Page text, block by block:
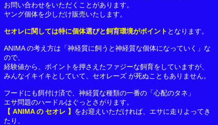
お問い合わせをいただくことがあります。
ヤング個体を少しだけ販売いたします。
セオレに関しては特に個体選びと飼育環境がポイント となります。
ANIMA の考え方は「神経質に飼うと神経質な個体になっていく」な
ので、
経験値から、ポイントを押さえたファジーな飼育をしていますが、
みんなイキイキとしていて、セオレーズ が死ぬこともありません。
フードにも餌付け済で、神経質な種類の一番の「心配のタネ」
エサ問題のハードルはぐっとさがります。
【 ANIMA の セオレ 】 をお迎えいただければ、エサに走りよってき
たり、